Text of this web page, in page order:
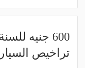
600 جنيه
تراخيص